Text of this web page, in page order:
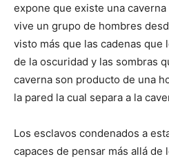
expone que existe una
vive un grupo de hombres
visto más que las cadenas que
de la oscuridad y las sombras
caverna son producto de una
la pared la cual separa a la
Los esclavos condenados a
capaces de pensar más allá de